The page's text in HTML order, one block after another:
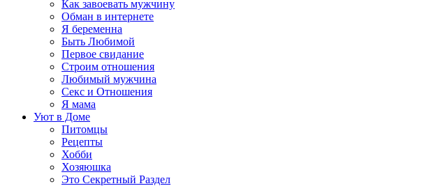
Как завоевать мужчину
Обман в интернете
Я беременна
Быть Любимой
Первое свидание
Строим отношения
Любимый мужчина
Секс и Отношения
Я мама
Уют в Доме
Питомцы
Рецепты
Хобби
Хозяюшка
Это Секретный Раздел